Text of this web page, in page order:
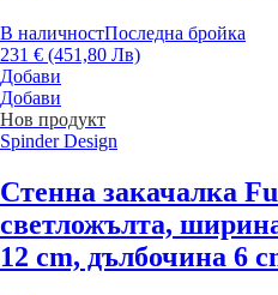
В наличностПоследна бройка
231 € (451,80 Лв)
Добави
Добави
Нов продукт
Spinder Design
Стенна закачалка
светложълта,
12 cm, дълбочина 6